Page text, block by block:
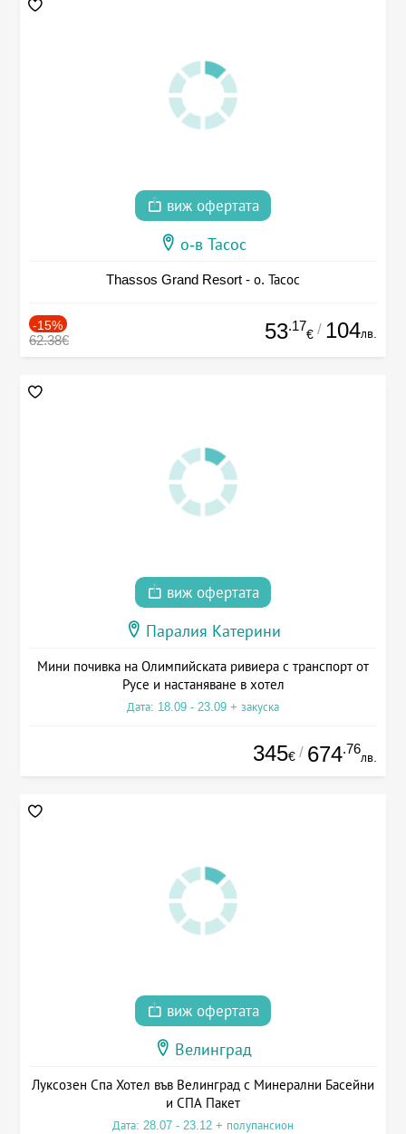
виж офертата
о-в Тасос
Thassos Grand Resort - о. Тасос
-15%
62.38€ 53.17
€ / 104лв.
виж офертата
Паралия Катерини
Мини почивка на Олимпийската ривиера с транспорт от
Русе и настаняване в хотел
Дата: 18.09 - 23.09 + закуска
345€ / 674.76
лв.
виж офертата
Велинград
Луксозен Спа Хотел във Велинград с Минерални Басейни
и СПА Пакет
Дата: 28.07 - 23.12 + полупансион